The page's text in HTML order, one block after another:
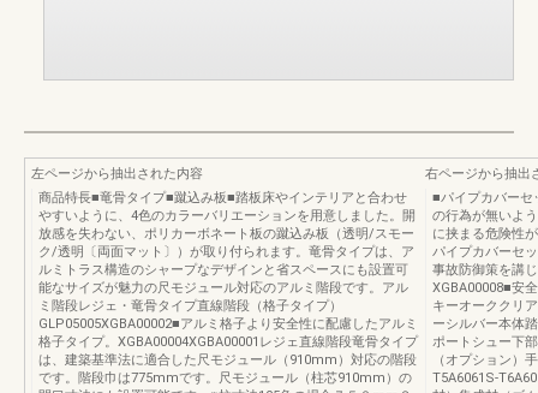
左ページから抽出された内容
商品特長■竜骨タイプ■蹴込み板■踏板床やインテリアと合わせ
やすいように、4色のカラーバリエーションを用意しました。開
放感を失わない、ポリカーボネート板の蹴込み板（透明/スモー
ク/透明〔両面マット〕）が取り付られます。竜骨タイプは、ア
ルミトラス構造のシャープなデザインと省スペースにも設置可
能なサイズが魅力の尺モジュール対応のアルミ階段です。アル
ミ階段レジェ・竜骨タイプ直線階段（格子タイプ）
GLP05005XGBA00002■アルミ格子より安全性に配慮したアルミ
格子タイプ。XGBA00004XGBA00001レジェ直線階段竜骨タイプ
は、建築基準法に適合した尺モジュール（910mm）対応の階段
です。階段巾は775mmです。尺モジュール（柱芯910mm）の
右ページから抽出
■パイプカバーセ
の行為が無いよ
に挟まる危険性
パイプカバーセ
事故防御策を講
XGBA00008■安
キーオーククリ
ーシルバー本体
ポートシュー下
（オプション）
T5A6061S-